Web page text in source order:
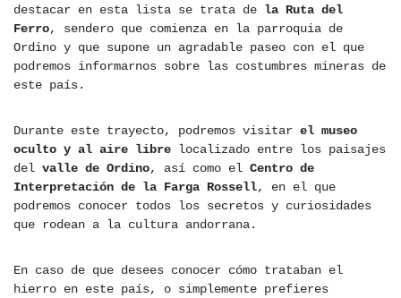
destacar en esta lista se trata de la Ruta del
Ferro, sendero que comienza en la parroquia de
Ordino y que supone un agradable paseo con el que
podremos informarnos sobre las costumbres mineras de
este país.
Durante este trayecto, podremos visitar el museo
oculto y al aire libre localizado entre los paisajes
del valle de Ordino, así como el Centro de
Interpretación de la Farga Rossell, en el que
podremos conocer todos los secretos y curiosidades
que rodean a la cultura andorrana.
En caso de que desees conocer cómo trataban el
hierro en este país, o simplemente prefieres